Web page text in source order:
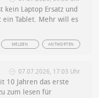
kein Laptop Ersatz und
ein Tablet. Mehr will es
ANTWORTEN
MELDEN
07.07.2026, 17:03 Uhr
10 Jahren das erste
zum lesen für